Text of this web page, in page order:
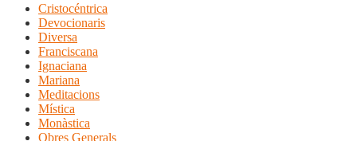
Cristocéntrica
Devocionaris
Diversa
Franciscana
Ignaciana
Mariana
Meditacions
Mística
Monàstica
Obres Generals